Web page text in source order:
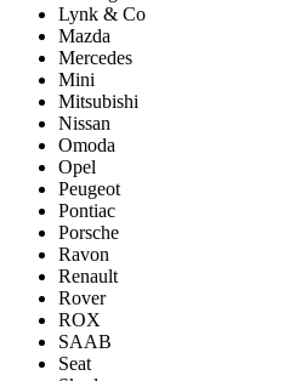
Lynk & Co
Mazda
Mercedes
Mini
Mitsubishi
Nissan
Omoda
Opel
Peugeot
Pontiac
Porsсhe
Ravon
Renault
Rover
ROX
SAAB
Seat